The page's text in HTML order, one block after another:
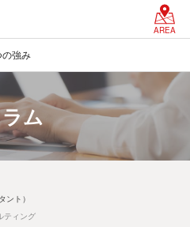
AREA
強み
ム
ント）
ティング